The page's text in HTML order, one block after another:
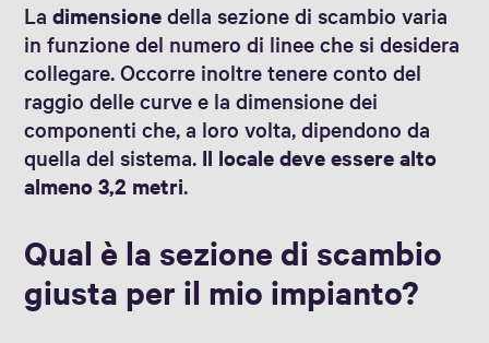
Ladimensionedella sezione di scambio varia
in funzione del numero di linee che si desidera
collegare. Occorre inoltre tenere conto del
raggio delle curve e la dimensione dei
componenti che, a loro volta, dipendono da
quella del sistema. Il locale deve essere alto
almeno 3,2 metri.
Qual è la sezione di scambio
giusta per il mio impianto?